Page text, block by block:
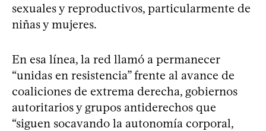
sexuales y reproductivos, particularmente de
niñas y mujeres.
En esa línea, la red llamó a permanecer
“unidas en resistencia” frente al avance de
coaliciones de extrema derecha, gobiernos
autoritarios y grupos antiderechos que
“siguen socavando la autonomía corporal,